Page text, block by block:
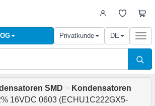
Privatkunde DE
SMD > Kondensatoren
16VDC 0603 (ECHU1C222GX5-